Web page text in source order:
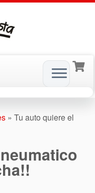
» Tu auto quiere el